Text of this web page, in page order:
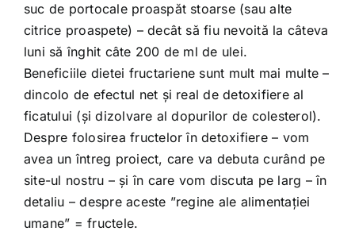
suc de portocale proaspăt stoarse (sau alte
citrice proaspete) – decât să fiu nevoită la câteva
luni să înghit câte 200 de ml de ulei.
Beneficiile dietei fructariene sunt mult mai multe –
dincolo de efectul net și real de detoxifiere al
ficatului (și dizolvare al dopurilor de colesterol).
Despre folosirea fructelor în detoxifiere – vom
avea un întreg proiect, care va debuta curând pe
site-ul nostru – și în care vom discuta pe larg – în
detaliu – despre aceste ”regine ale alimentației
umane” = fructele.